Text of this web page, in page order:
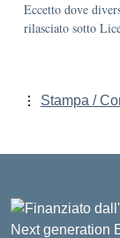
Eccetto dove
rilasciato sotto
Stampa /